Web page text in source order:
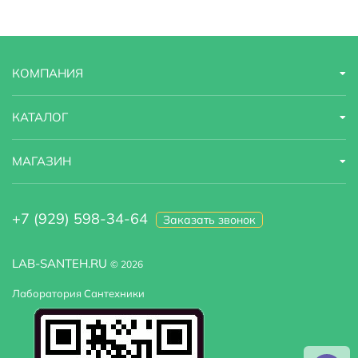
Стандарт подводки
Стилистика дизайна
Высота излива 9.7
LAB-SANTEH.RU © 2026
Лаборатория Сантехники
КОМПАНИЯ
КАТАЛОГ
МАГАЗИН
+7 (929) 598-34-64 Заказать звонок